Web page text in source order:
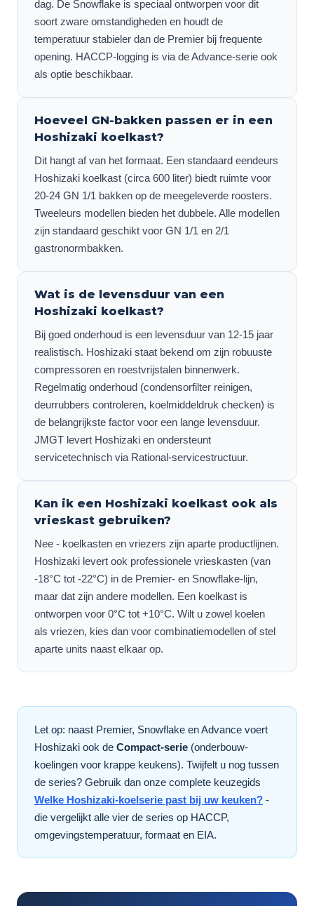
dag. De Snowflake is speciaal ontworpen voor dit
soort zware omstandigheden en houdt de
temperatuur stabieler dan de Premier bij frequente
opening. HACCP-logging is via de Advance-serie ook
als optie beschikbaar.
Hoeveel GN-bakken passen er in een
Hoshizaki koelkast?
Dit hangt af van het formaat. Een standaard eendeurs
Hoshizaki koelkast (circa 600 liter) biedt ruimte voor
20-24 GN 1/1 bakken op de meegeleverde roosters.
Tweeleurs modellen bieden het dubbele. Alle modellen
zijn standaard geschikt voor GN 1/1 en 2/1
gastronormbakken.
Wat is de levensduur van een
Hoshizaki koelkast?
Bij goed onderhoud is een levensduur van 12-15 jaar
realistisch. Hoshizaki staat bekend om zijn robuuste
compressoren en roestvrijstalen binnenwerk.
Regelmatig onderhoud (condensorfilter reinigen,
deurrubbers controleren, koelmiddeldruk checken) is
de belangrijkste factor voor een lange levensduur.
JMGT levert Hoshizaki en ondersteunt
servicetechnisch via Rational-servicestructuur.
Kan ik een Hoshizaki koelkast ook als
vrieskast gebruiken?
Nee - koelkasten en vriezers zijn aparte productlijnen.
Hoshizaki levert ook professionele vrieskasten (van
-18°C tot -22°C) in de Premier- en Snowflake-lijn,
maar dat zijn andere modellen. Een koelkast is
ontworpen voor 0°C tot +10°C. Wilt u zowel koelen
als vriezen, kies dan voor combinatiemodellen of stel
aparte units naast elkaar op.
Let op: naast Premier, Snowflake en Advance voert
Hoshizaki ook de Compact-serie (onderbouw-
koelingen voor krappe keukens). Twijfelt u nog tussen
de series? Gebruik dan onze complete keuzegids
Welke Hoshizaki-koelserie past bij uw keuken? -
die vergelijkt alle vier de series op HACCP,
omgevingstemperatuur, formaat en EIA.